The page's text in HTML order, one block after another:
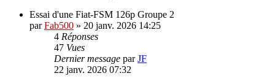
Essai d'une Fiat-FSM 126p Groupe 2
parFab500 » 20 janv. 2026 14:25
4 Réponses
47 Vues
Dernier message parJF
22 janv. 2026 07:32